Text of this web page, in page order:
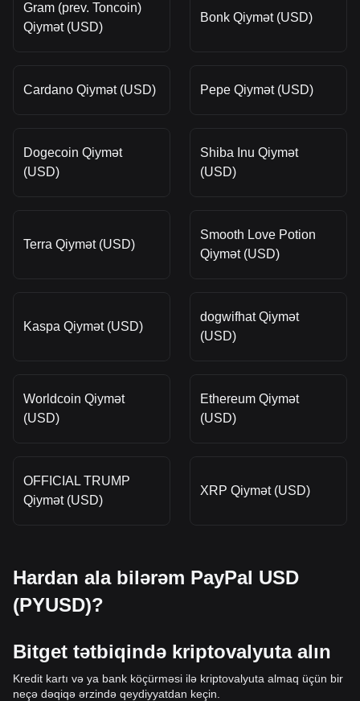
Gram (prev. Toncoin)
Qiymət (USD)
Bonk Qiymət (USD)
Cardano Qiymət (USD) Pepe Qiymət (USD)
Dogecoin Qiymət
(USD)
Shiba Inu Qiymət
(USD)
Terra Qiymət (USD)
Smooth Love Potion
Qiymət (USD)
Kaspa Qiymət (USD)
dogwifhat Qiymət
(USD)
Worldcoin Qiymət
(USD)
Ethereum Qiymət
(USD)
OFFICIAL TRUMP
Qiymət (USD)
XRP Qiymət (USD)
Hardan ala bilərəm PayPal USD
(PYUSD)?
Bitget tətbiqində kriptovalyuta alın
Kredit kartı və ya bank köçürməsi ilə kriptovalyuta almaq üçün bir
neçə dəqiqə ərzində qeydiyyatdan keçin.